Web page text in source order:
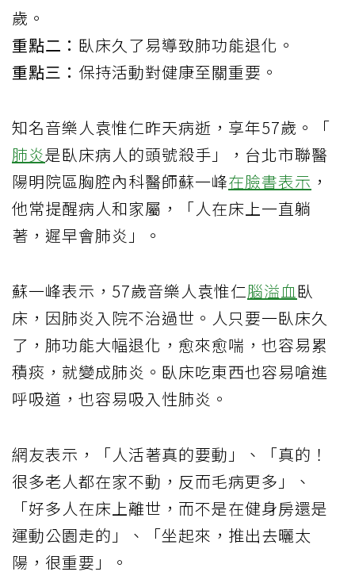
歲。
重點二： 臥床久了易導致肺功能退化。
重點三： 保持活動對健康至關重要。
知名音樂人袁惟仁昨天病逝，享年57歲。「
肺炎是臥床病人的頭號殺手」，台北市聯醫
陽明院區胸腔內科醫師蘇一峰在臉書表示 ，
他常提醒病人和家屬，「人在床上一直躺
著，遲早會肺炎」。
蘇一峰表示，57歲音樂人袁惟仁腦溢血臥
床，因肺炎入院不治過世。人只要一臥床久
了，肺功能大幅退化，愈來愈喘，也容易累
積痰，就變成肺炎。臥床吃東西也容易嗆進
呼吸道，也容易吸入性肺炎。
網友表示，「人活著真的要動」、「真的！
很多老人都在家不動，反而毛病更多」、
「好多人在床上離世，而不是在健身房還是
運動公園走的」、「坐起來，推出去曬太
陽，很重要」。